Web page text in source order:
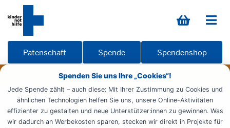
Spenden Sie uns Ihre „Cookies“!
Jede Spende zählt – auch diese: Mit Ihrer Zustimmung zu Cookies und
ähnlichen Technologien helfen Sie uns, unsere Online-Aktivitäten
effizienter zu gestalten und neue Unterstützer:innen zu gewinnen. Was
wir dadurch an Werbekosten sparen, stecken wir direkt in Projekte für
Patenschaft Spende Spendenshop
Startseite Presse Pressemeldungen
News
Ukraine Jugend